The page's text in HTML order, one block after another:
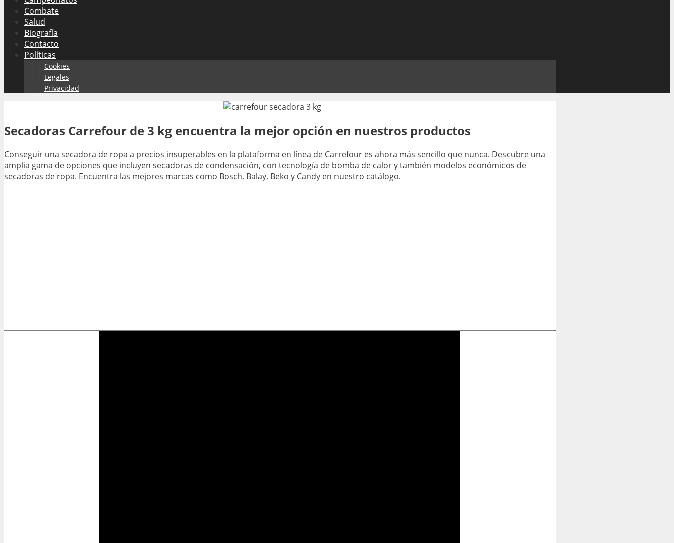
Combate
Salud
Biografía
Contacto
Políticas
Cookies
Legales
Privacidad
Secadoras Carrefour de 3 kg encuentra la mejor opción en nuestros productos
Conseguir una secadora de ropa a precios insuperables en la plataforma en línea de Carrefour es ahora más sencillo que nunca. Descubre una
amplia gama de opciones que incluyen secadoras de condensación, con tecnología de bomba de calor y también modelos económicos de
secadoras de ropa. Encuentra las mejores marcas como Bosch, Balay, Beko y Candy en nuestro catálogo.